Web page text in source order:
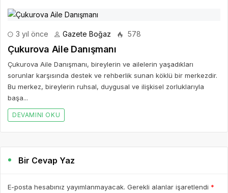
3 yıl önce Gazete Boğaz 578
Çukurova Aile Danışmanı
Çukurova Aile Danışmanı, bireylerin ve ailelerin yaşadıkları
sorunlar karşısında destek ve rehberlik sunan köklü bir merkezdir.
Bu merkez, bireylerin ruhsal, duygusal ve ilişkisel zorluklarıyla
başa...
DEVAMINI OKU
Bir Cevap Yaz
E-posta hesabınız yayımlanmayacak. Gerekli alanlar işaretlendi *